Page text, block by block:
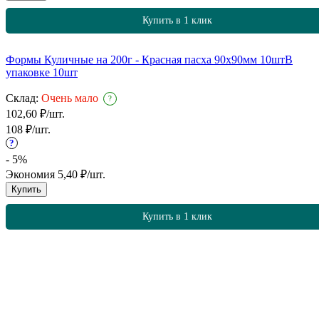
Купить в 1 клик
Формы Куличные на 200г - Красная пасха 90х90мм 10штВ
упаковке 10шт
Склад: Очень мало ?
102,60 ₽/шт.
108 ₽/шт.
?
- 5%
Экономия 5,40 ₽/шт.
Купить
Купить в 1 клик